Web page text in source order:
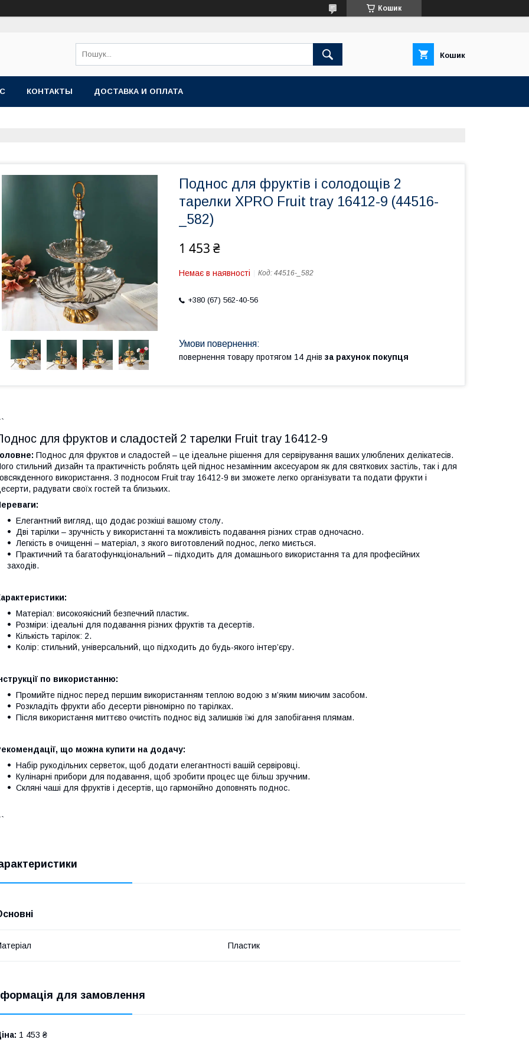
Кошик
Кошик
КОНТАКТЫ ДОСТАВКА И ОПЛАТА
Поднос для фруктів і солодощів 2
тарелки XPRO Fruit tray 16412-9 (44516-
_582)
1 453 ₴
Немає в наявності Код: 44516-_582
+380 (67) 562-40-56
повернення товару протягом 14 днів за рахунок покупця
для фруктов и сладостей 2 тарелки Fruit tray 16412-9
Поднос для фруктов и сладостей – це ідеальне рішення для сервірування ваших улюблених делікатесів.
стильний дизайн та практичність роблять цей піднос незамінним аксесуаром як для святкових застіль, так і для
використання. З подносом Fruit tray 16412-9 ви зможете легко організувати та подати фрукти і
радувати своїх гостей та близьких.
Елегантний вигляд, що додає розкіші вашому столу.
Дві тарілки – зручність у використанні та можливість подавання різних страв одночасно.
Легкість в очищенні – матеріал, з якого виготовлений поднос, легко миється.
Практичний та багатофункціональний – підходить для домашнього використання та для професійних
заходів.
Матеріал: високоякісний безпечний пластик.
Розміри: ідеальні для подавання різних фруктів та десертів.
Кількість тарілок: 2.
Колір: стильний, універсальний, що підходить до будь-якого інтер’єру.
по використанню:
Промийте піднос перед першим використанням теплою водою з м’яким миючим засобом.
Розкладіть фрукти або десерти рівномірно по тарілках.
Після використання миттєво очистіть поднос від залишків їжі для запобігання плямам.
що можна купити на додачу:
Набір рукодільних серветок, щоб додати елегантності вашій сервіровці.
Кулінарні прибори для подавання, щоб зробити процес ще більш зручним.
Скляні чаші для фруктів і десертів, що гармонійно доповнять поднос.
Пластик
для замовлення
1 453 ₴